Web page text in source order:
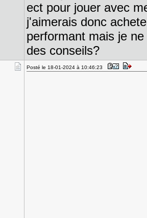
ect pour jouer avec
j'aimerais donc
performant mais je
des conseils?
Posté le 18-01-2024 à 10:46:23